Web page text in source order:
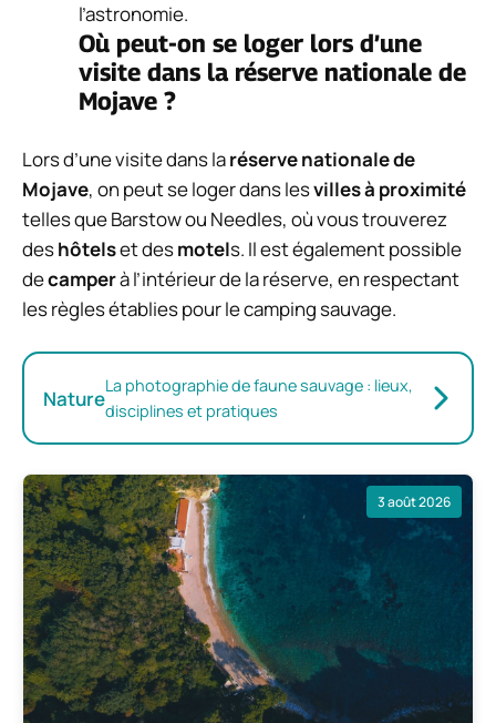
l’astronomie.
Où peut-on se loger lors d’une
visite dans la réserve nationale de
Mojave ?
Lors d’une visite dans laréserve nationale de
Mojave, on peut se loger dans lesvilles à proximité
telles que Barstow ou Needles, où vous trouverez
deshôtelset desmotels. Il est également possible
decamperà l’intérieur de la réserve, en respectant
les règles établies pour le camping sauvage.
NatureLa photographie de faune sauvage : lieux,
disciplines et pratiques
3 août 2026